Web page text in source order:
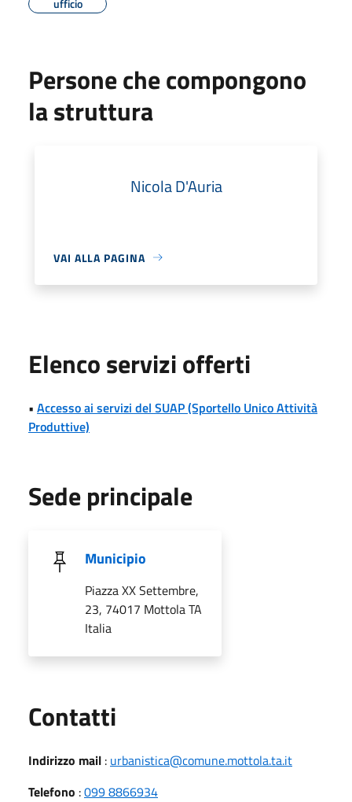
Persone che compongono
la struttura
Nicola D'Auria
VAI ALLA PAGINA
Elenco servizi offerti
• Accesso ai servizi del SUAP (Sportello Unico Attività
Produttive)
Sede principale
Municipio
Piazza XX Settembre,
23, 74017 Mottola TA
Italia
Contatti
Indirizzo mail : urbanistica@comune.mottola.ta.it
Telefono :099 8866934